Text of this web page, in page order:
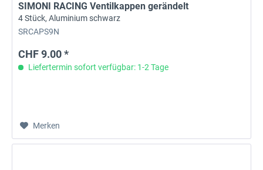
SIMONI RACING Ventilkappen gerändelt
4 Stück, Aluminium schwarz
SRCAPS9N
CHF 9.00 *
Liefertermin sofort verfügbar: 1-2 Tage
Merken